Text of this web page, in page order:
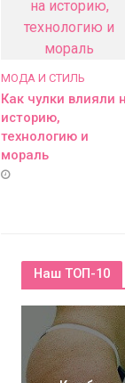
МОДА И СТИЛЬ
Как чулки влияли
историю,
технологию и
мораль
Наш ТОП-10